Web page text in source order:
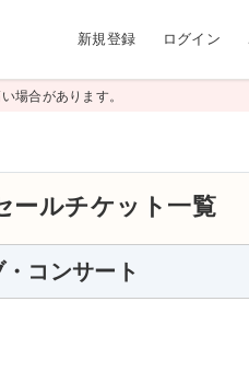
新規登録 ログイン
場合があります。
ールチケット一覧
コンサート